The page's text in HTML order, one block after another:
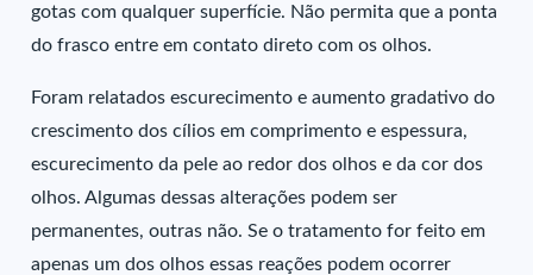
gotas com qualquer superfície. Não permita que a ponta
do frasco entre em contato direto com os olhos.
Foram relatados escurecimento e aumento gradativo do
crescimento dos cílios em comprimento e espessura,
escurecimento da pele ao redor dos olhos e da cor dos
olhos. Algumas dessas alterações podem ser
permanentes, outras não. Se o tratamento for feito em
apenas um dos olhos essas reações podem ocorrer